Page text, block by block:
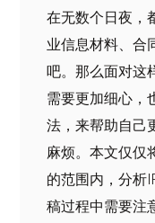
在无数个日夜，
业信息材料、合
吧。那么面对这
需要更加细心，
法，来帮助自己
麻烦。本文仅仅
的范围内，分析
稿过程中需要注